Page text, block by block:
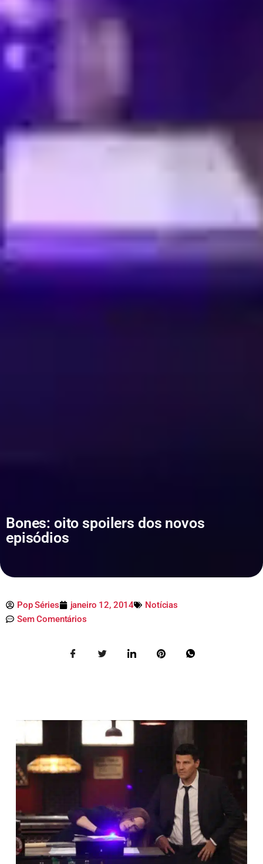
Bones: oito spoilers dos novos
episódios
Pop Séries janeiro 12, 2014
Notícias
Sem Comentários